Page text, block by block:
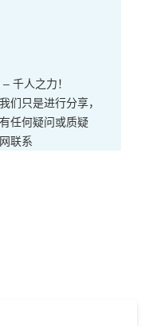
千人之力！
们只是进行分享，
任何疑问或质疑
联系